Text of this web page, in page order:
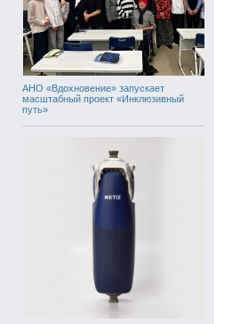
АНО «Вдохновение» запускает
масштабный проект «Инклюзивный
путь»